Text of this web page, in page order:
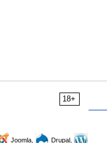
18+
Joomla, Drupal,